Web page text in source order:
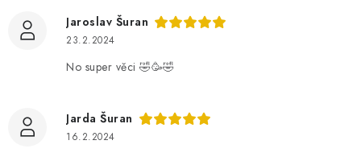
Jaroslav Šuran
23.2.2024
No super věci 🤣🥳🤣
Jarda Šuran
16.2.2024